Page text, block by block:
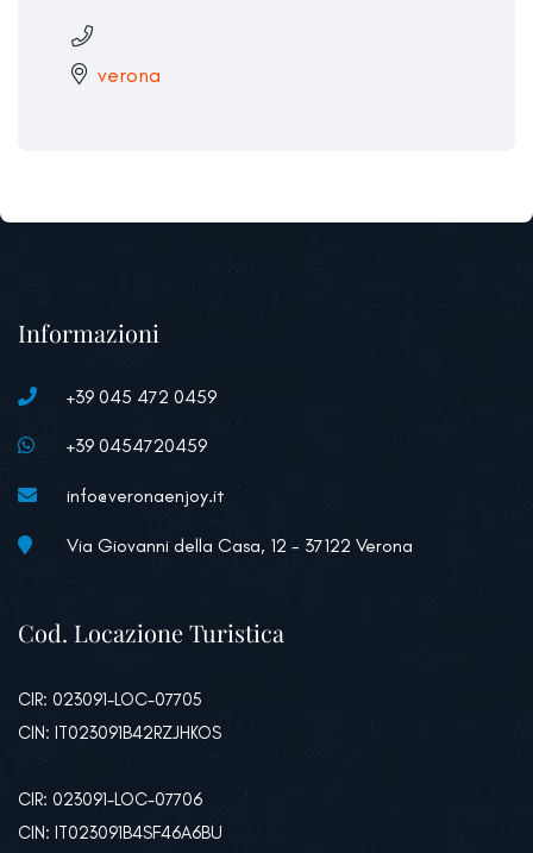
verona
Informazioni
+39 045 472 0459
+39 0454720459
info@veronaenjoy.it
Via Giovanni della Casa, 12 - 37122 Verona
Cod. Locazione Turistica
CIR: 023091-LOC-07705
CIN: IT023091B42RZJHKOS
CIR: 023091-LOC-07706
CIN: IT023091B4SF46A6BU